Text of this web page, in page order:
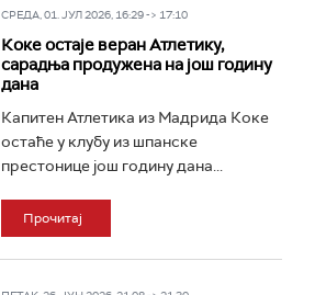
СРЕДА, 01. ЈУЛ 2026, 16:29 -> 17:10
Коке остаје веран Атлетику,
сарадња продужена на још годину
дана
Капитен Атлетика из Мадрида Коке
остаће у клубу из шпанске
престонице још годину дана...
Прочитај